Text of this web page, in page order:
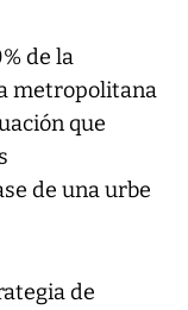
de la
metropolitana
que
de una urbe
de